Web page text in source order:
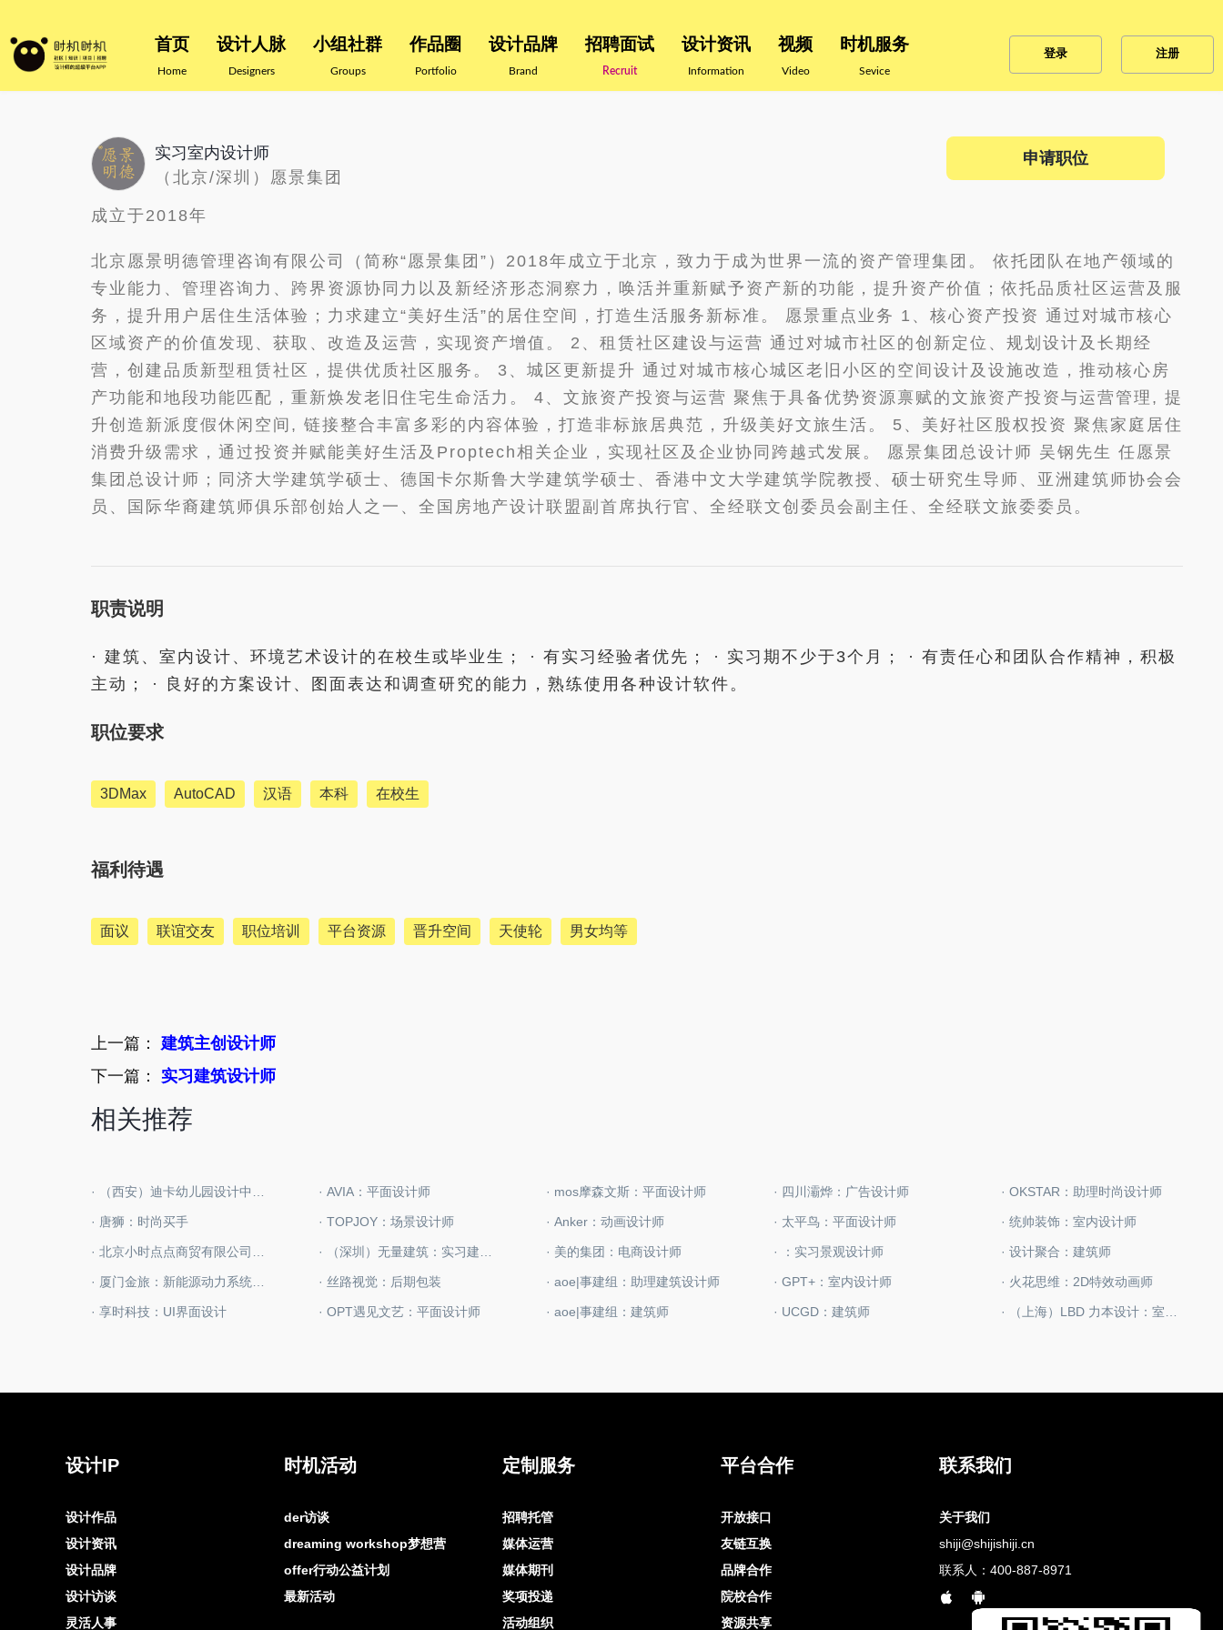
首页
Home
设计人脉
Designers
小组社群
Groups
作品圈
Portfolio
设计品牌
Brand
招聘面试
Recruit
设计资讯
Information
视频
Video
时机服务
Sevice
登录 注册
实习室内设计师
（北京/深圳）愿景集团
申请职位
成立于2018年
北京愿景明德管理咨询有限公司（简称“愿景集团”）2018年成立于北京，致力于成为世界一流的资产管理集团。 依托团队在地产领域的
专业能力、管理咨询力、跨界资源协同力以及新经济形态洞察力，唤活并重新赋予资产新的功能，提升资产价值；依托品质社区运营及服
务，提升用户居住生活体验；力求建立“美好生活”的居住空间，打造生活服务新标准。 愿景重点业务 1、核心资产投资 通过对城市核心
区域资产的价值发现、获取、改造及运营，实现资产增值。 2、租赁社区建设与运营 通过对城市社区的创新定位、规划设计及长期经
营，创建品质新型租赁社区，提供优质社区服务。 3、城区更新提升 通过对城市核心城区老旧小区的空间设计及设施改造，推动核心房
产功能和地段功能匹配，重新焕发老旧住宅生命活力。 4、文旅资产投资与运营 聚焦于具备优势资源禀赋的文旅资产投资与运营管理, 提
升创造新派度假休闲空间, 链接整合丰富多彩的内容体验，打造非标旅居典范，升级美好文旅生活。 5、美好社区股权投资 聚焦家庭居住
消费升级需求，通过投资并赋能美好生活及Proptech相关企业，实现社区及企业协同跨越式发展。 愿景集团总设计师 吴钢先生 任愿景
集团总设计师；同济大学建筑学硕士、德国卡尔斯鲁大学建筑学硕士、香港中文大学建筑学院教授、硕士研究生导师、亚洲建筑师协会会
员、国际华裔建筑师俱乐部创始人之一、全国房地产设计联盟副首席执行官、全经联文创委员会副主任、全经联文旅委委员。
职责说明
· 建筑、室内设计、环境艺术设计的在校生或毕业生； · 有实习经验者优先； · 实习期不少于3个月； · 有责任心和团队合作精神，积极
主动； · 良好的方案设计、图面表达和调查研究的能力，熟练使用各种设计软件。
职位要求
3DMax AutoCAD 汉语 本科 在校生
福利待遇
面议 联谊交友 职位培训 平台资源 晋升空间 天使轮 男女均等
上一篇： 建筑主创设计师
下一篇： 实习建筑设计师
相关推荐
· AVIA：平面设计师 · mos摩森文斯：平面设计师 · 四川灞烨：广告设计师 · OKSTAR：助理时尚设计师
· 唐狮：时尚买手 · TOPJOY：场景设计师 · Anker：动画设计师 · 太平鸟：平面设计师 · 统帅装饰：室内设计师
· 美的集团：电商设计师 · ：实习景观设计师 · 设计聚合：建筑师
· 丝路视觉：后期包装 · aoe|事建组：助理建筑设计师 · GPT+：室内设计师 · 火花思维：2D特效动画师
· 享时科技：UI界面设计 · OPT遇见文艺：平面设计师 · aoe|事建组：建筑师 · UCGD：建筑师
设计IP
设计作品
设计资讯
设计品牌
设计访谈
灵活人事
时机活动
der访谈
dreaming workshop梦想营
offer行动公益计划
最新活动
定制服务
招聘托管
媒体运营
媒体期刊
奖项投递
活动组织
平台合作
开放接口
友链互换
品牌合作
院校合作
资源共享
联系我们
关于我们
shiji@shijishiji.cn
联系人：400-887-8971